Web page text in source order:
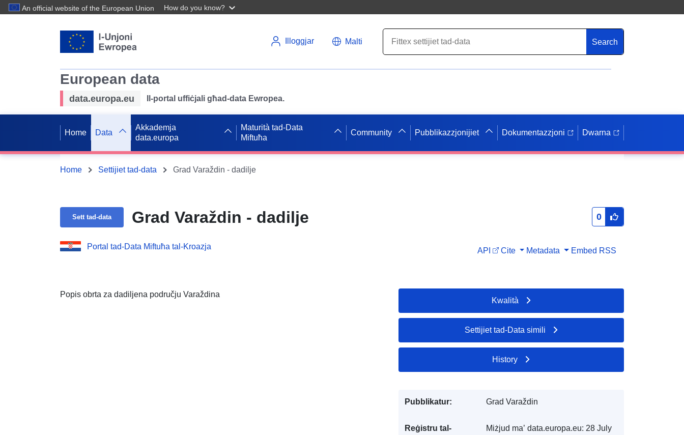
An official website of the European Union How do you know?
Illoggjar Malti Search
European data
data.europa.eu Il-portal uffiċjali għad-data Ewropea.
Home Data
Akkademja
data.europa
Maturità tad-Data
Miftuħa
Community Pubblikazzjonijiet Dokumentazzjoni Dwarna
Home Settijiet tad-data Grad Varaždin - dadilje
Sett tad-data Grad Varaždin - dadilje 0
Portal tad-Data Miftuħa tal-Kroazja API Cite Metadata Embed RSS
Popis obrta za dadiljena području Varaždina
Kwalità
Settijiet tad-Data simili
History
Pubblikatur: Grad Varaždin
Reġistru tal-
Miżjud ma’ data.europa.eu: 28 July